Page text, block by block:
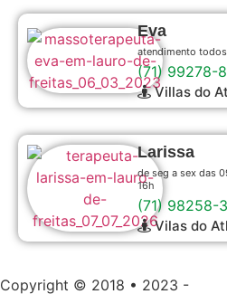
Eva
atendimento
(71) 99278-
Villas do
Larissa
de seg a sex das
16h
(71) 98258-
Vilas do
Copyright © 2018 • 2023 -